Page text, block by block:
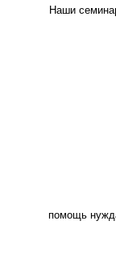
Наши
помощь